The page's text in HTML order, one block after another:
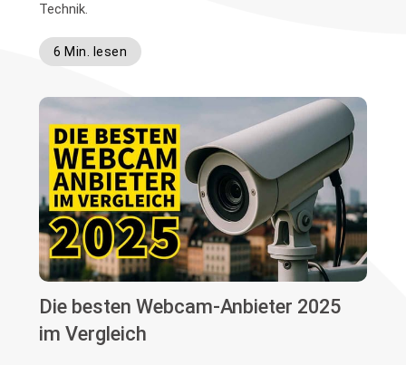
Technik.
6 Min. lesen
Die besten Webcam-Anbieter 2025
im Vergleich